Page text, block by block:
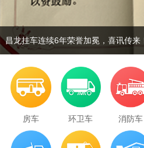
昌龙挂车连续6年荣誉加冕，喜讯传来
房车 环卫车 消防车